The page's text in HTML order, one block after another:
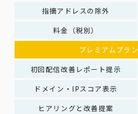
指摘アドレスの除外
料金（税別）
プレミアムプラン
初回配信改善レポート提示
ドメイン・IPスコア表示
ヒアリングと改善提案